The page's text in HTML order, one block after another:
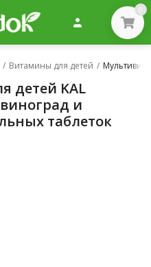
0
/ Витамины для детей /
детей KAL
и
таблеток